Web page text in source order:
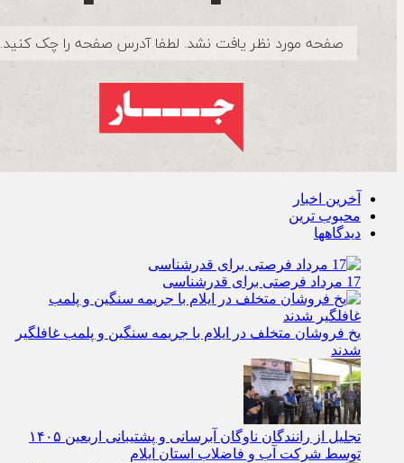
آخرین اخبار
محبوب ترین
دیدگاهها
17 مرداد فرصتی برای قدرشناسی
یخ‌ فروشان متخلف در ایلام با جریمه سنگین و پلمب غافلگیر
شدند
تجلیل از رانندگان ناوگان آبرسانی و پشتیبانی اربعین ۱۴۰۵
توسط شرکت آب و فاضلاب استان ایلام